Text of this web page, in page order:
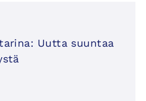
Uutta suuntaa